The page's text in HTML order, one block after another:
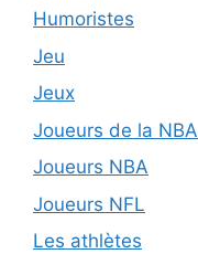
Humoristes
Jeu
Jeux
Joueurs de la NBA
Joueurs NBA
Joueurs NFL
Les athlètes